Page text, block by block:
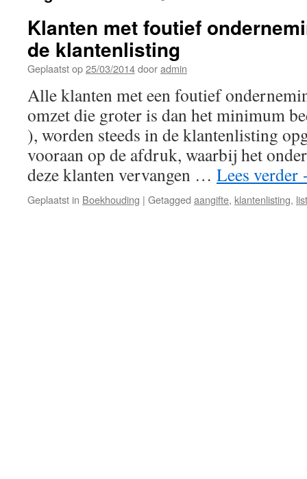
Klanten met foutief
de klantenlisting
Geplaatst op25/03/2014dooradmin
Alle klanten met een foutief
omzet die groter is dan het minimum
), worden steeds in de klantenlisting
vooraan op de afdruk, waarbij het
deze klanten vervangen … Lees verder
Geplaatst in Boekhouding | Getagged aangifte, klantenlisting,